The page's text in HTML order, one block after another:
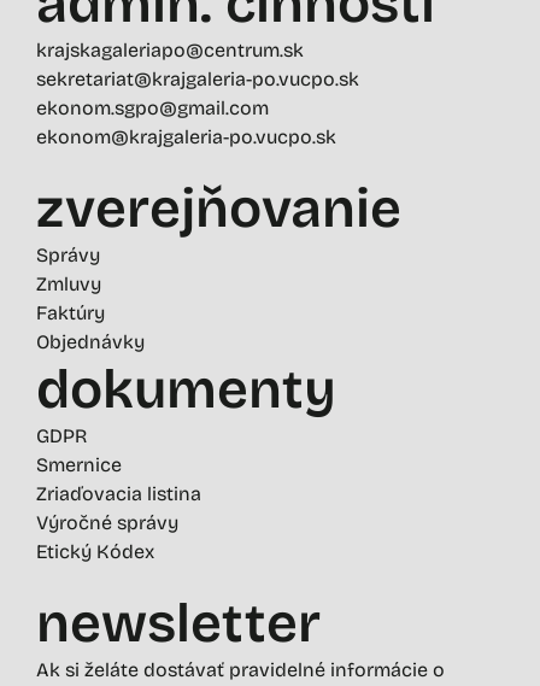
krajskagaleriapo@centrum.sk
sekretariat@krajgaleria-po.vucpo.sk
ekonom.sgpo@gmail.com
ekonom@krajgaleria-po.vucpo.sk
zverejňovanie
Správy
Zmluvy
Faktúry
Objednávky
dokumenty
GDPR
Smernice
Zriaďovacia listina
Výročné správy
Etický Kódex
newsletter
Ak si želáte dostávať pravidelné informácie o